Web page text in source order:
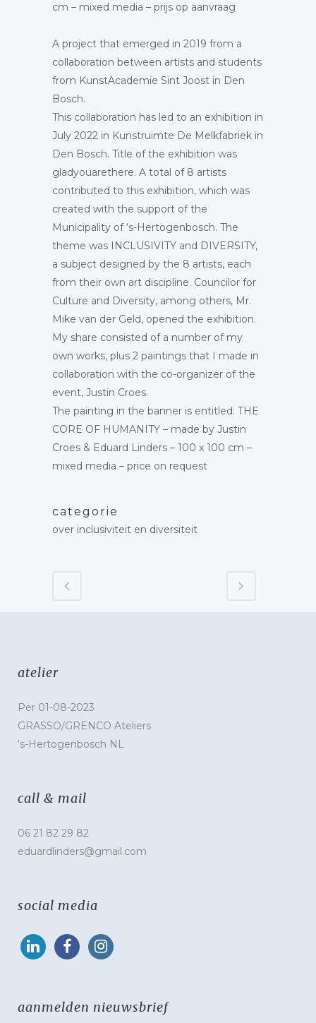
cm – mixed media – prijs op aanvraag
A project that emerged in 2019 from a
collaboration between artists and students
from KunstAcademie Sint Joost in Den
Bosch.
This collaboration has led to an exhibition in
July 2022 in Kunstruimte De Melkfabriek in
Den Bosch. Title of the exhibition was
gladyouarethere. A total of 8 artists
contributed to this exhibition, which was
created with the support of the
Municipality of ‘s-Hertogenbosch. The
theme was INCLUSIVITY and DIVERSITY,
a subject designed by the 8 artists, each
from their own art discipline. Councilor for
Culture and Diversity, among others, Mr.
Mike van der Geld, opened the exhibition.
My share consisted of a number of my
own works, plus 2 paintings that I made in
collaboration with the co-organizer of the
event, Justin Croes.
The painting in the banner is entitled: THE
CORE OF HUMANITY – made by Justin
Croes & Eduard Linders – 100 x 100 cm –
mixed media – price on request
categorie
over inclusiviteit en diversiteit
atelier
Per 01-08-2023
GRASSO/GRENCO Ateliers
‘s-Hertogenbosch NL
call & mail
06 21 82 29 82
eduardlinders@gmail.com
social media
aanmelden nieuwsbrief